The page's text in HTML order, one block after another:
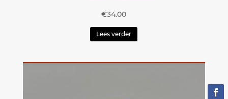
€34.00
Lees verder